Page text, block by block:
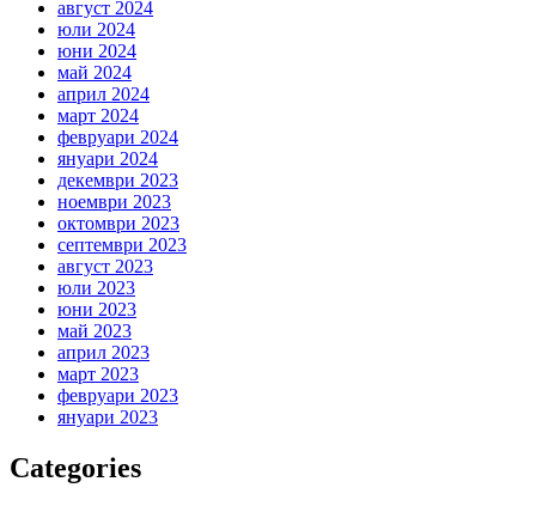
август 2024
юли 2024
юни 2024
май 2024
април 2024
март 2024
февруари 2024
януари 2024
декември 2023
ноември 2023
октомври 2023
септември 2023
август 2023
юли 2023
юни 2023
май 2023
април 2023
март 2023
февруари 2023
януари 2023
Categories